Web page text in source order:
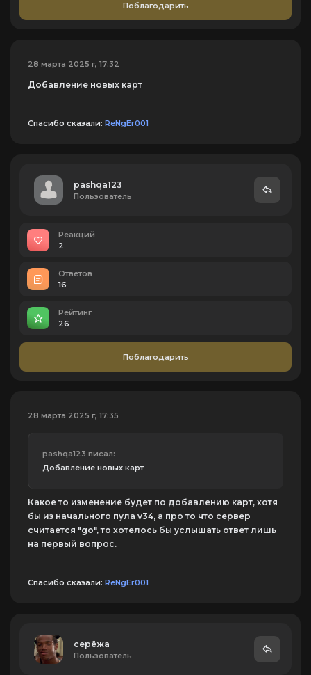
Поблагодарить
28 марта 2025 г, 17:32
Добавление новых карт
Спасибо сказали: ReNgEr001
pashqa123
Пользователь
Реакций
2
Ответов
16
Рейтинг
26
Поблагодарить
28 марта 2025 г, 17:35
pashqa123 писал:
Добавление новых карт
Какое то изменение будет по добавлению карт, хотя
бы из начального пула v34, а про то что сервер
считается "go", то хотелось бы услышать ответ лишь
на первый вопрос.
Спасибо сказали: ReNgEr001
серёжа
Пользователь